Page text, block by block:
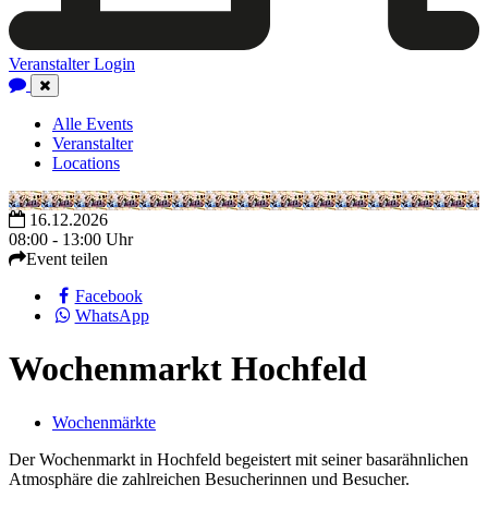
Veranstalter Login
Close
Navigation
Alle Events
Veranstalter
Locations
16.12.2026
08:00 - 13:00 Uhr
Event teilen
Facebook
WhatsApp
Wochenmarkt Hochfeld
Wochenmärkte
Der Wochenmarkt in Hochfeld begeistert mit seiner basarähnlichen
Atmosphäre die zahlreichen Besucherinnen und Besucher.